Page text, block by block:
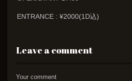
ENTRANCE : ¥2000(1D込)
Leave a comment
Your comment